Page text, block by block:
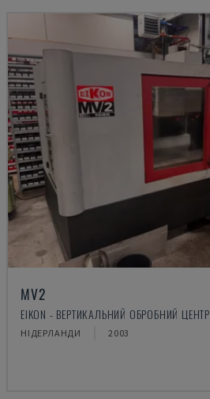
MV2
EIKON - ВЕРТИКАЛЬНИЙ ОБРОБНИЙ ЦЕНТР
НІДЕРЛАНДИ 2003